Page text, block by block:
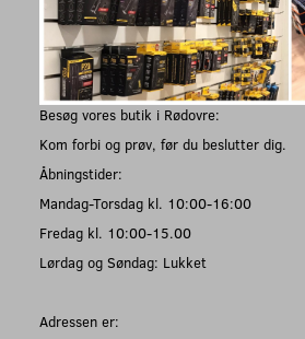
Besøg vores butik i Rødovre:
Kom forbi og prøv, før du beslutter dig.
Åbningstider:
Mandag-Torsdag kl. 10:00-16:00
Fredag kl. 10:00-15.00
Lørdag og Søndag: Lukket
Adressen er: